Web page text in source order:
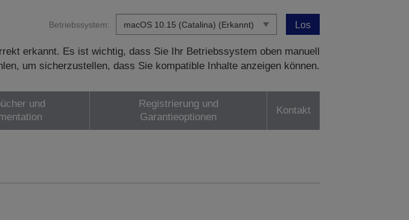
Betriebssystem: Los
erkannt. Es ist wichtig, dass Sie Ihr Betriebssystem oben manuell
um sicherzustellen, dass Sie kompatible Inhalte anzeigen können.
und
Registrierung und
Garantieoptionen
Kontakt